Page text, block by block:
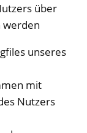
über
unseres
mit
Nutzers